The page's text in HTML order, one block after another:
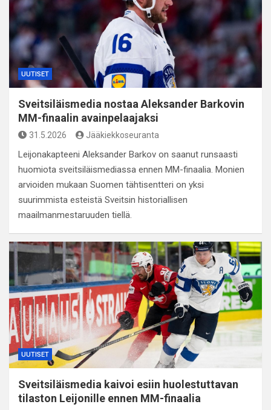
UUTISET
Sveitsiläismedia nostaa Aleksander Barkovin
MM-finaalin avainpelaajaksi
31.5.2026 Jääkiekkoseuranta
Leijonakapteeni Aleksander Barkov on saanut runsaasti
huomiota sveitsiläismediassa ennen MM-finaalia. Monien
arvioiden mukaan Suomen tähtisentteri on yksi
suurimmista esteistä Sveitsin historiallisen
maailmanmestaruuden tiellä.
UUTISET
Sveitsiläismedia kaivoi esiin huolestuttavan
tilaston Leijonille ennen MM-finaalia